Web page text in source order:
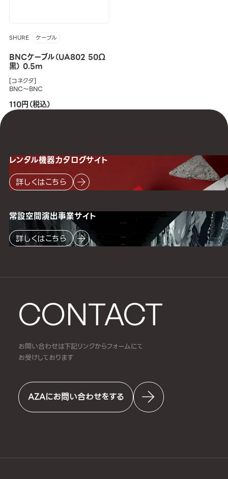
SHURE ケーブル
BNCケーブル（UA802 50Ω
黒） 0.5m
[コネクタ]
BNC～BNC
110円（税込）
CONTACT
お問い合わせは下記リンクからフォームにて
お受けしております
AZAにお問い合わせをする
レンタル機器カタログサイト
詳しくはこちら
常設空間演出事業サイト
詳しくはこちら